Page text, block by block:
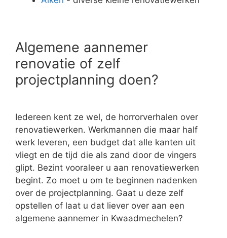
Algemene aannemer
renovatie of zelf
projectplanning doen?
Iedereen kent ze wel, de horrorverhalen over
renovatiewerken. Werkmannen die maar half
werk leveren, een budget dat alle kanten uit
vliegt en de tijd die als zand door de vingers
glipt. Bezint vooraleer u aan renovatiewerken
begint. Zo moet u om te beginnen nadenken
over de projectplanning. Gaat u deze zelf
opstellen of laat u dat liever over aan een
algemene aannemer in Kwaadmechelen?